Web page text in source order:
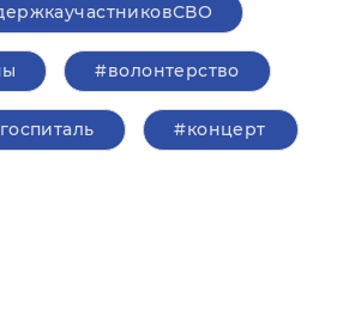
#волонтерство
#концерт